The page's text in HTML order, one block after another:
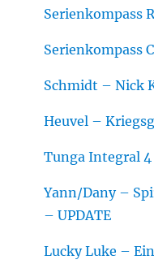
Serienkompass
Serienkompass
Schmidt – Nick
Heuvel –
Tunga Integral 4
Yann/Dany –
– UPDATE
Lucky Luke –